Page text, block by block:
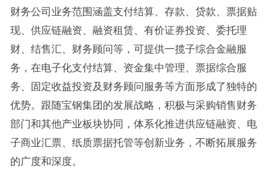
财务公司业务范围涵盖支付结算、存款、贷款、票据贴
现、供应链融资、融资租赁、有价证券投资、委托理
财、结售汇、财务顾问等，可提供一揽子综合金融服
务，在电子化支付结算、资金集中管理、票据综合服
务、固定收益投资及财务顾问服务等方面形成了独特的
优势。跟随宝钢集团的发展战略，积极与采购销售财务
部门和其他产业板块协同，体系化推进供应链融资、电
子商业汇票、纸质票据托管等创新业务，不断拓展服务
的广度和深度。